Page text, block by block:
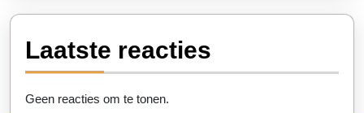
Laatste reacties
Geen reacties om te tonen.